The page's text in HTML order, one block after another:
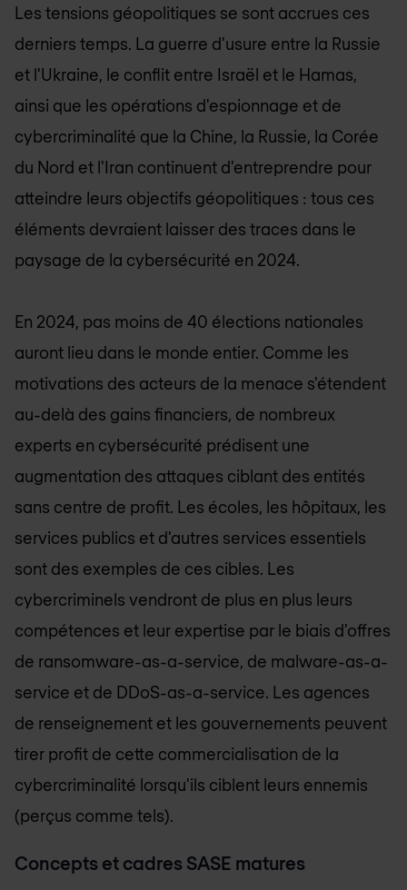
Les tensions géopolitiques se sont accrues ces
derniers temps. La guerre d'usure entre la Russie
et l'Ukraine, le conflit entre Israël et le Hamas,
ainsi que les opérations d'espionnage et de
cybercriminalité que la Chine, la Russie, la Corée
du Nord et l'Iran continuent d'entreprendre pour
atteindre leurs objectifs géopolitiques : tous ces
éléments devraient laisser des traces dans le
paysage de la cybersécurité en 2024.
En 2024, pas moins de 40 élections nationales
auront lieu dans le monde entier. Comme les
motivations des acteurs de la menace s'étendent
au-delà des gains financiers, de nombreux
experts en cybersécurité prédisent une
augmentation des attaques ciblant des entités
sans centre de profit. Les écoles, les hôpitaux, les
services publics et d'autres services essentiels
sont des exemples de ces cibles. Les
cybercriminels vendront de plus en plus leurs
compétences et leur expertise par le biais d'offres
de ransomware-as-a-service, de malware-as-a-
service et de DDoS-as-a-service. Les agences
de renseignement et les gouvernements peuvent
tirer profit de cette commercialisation de la
cybercriminalité lorsqu'ils ciblent leurs ennemis
(perçus comme tels).
Concepts et cadres SASE matures